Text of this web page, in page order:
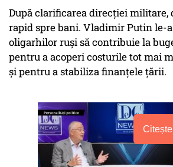
După clarificarea direcției militare,
rapid spre bani. Vladimir Putin le-
oligarhilor ruși să contribuie la
pentru a acoperi costurile tot mai
și pentru a stabiliza finanțele țării.